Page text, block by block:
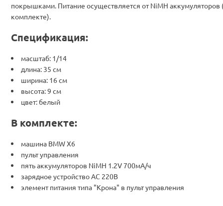
покрышками. Питание осуществляется от NiMH аккумуляторов
комплекте).
Спецификация:
масштаб: 1/14
длина: 35 см
ширина: 16 см
высота: 9 см
цвет: белый
В комплекте:
машина BMW X6
пульт управления
пять аккумуляторов NiMH 1.2V 700мА/ч
зарядное устройство АС 220В
элемент питания типа "Крона" в пульт управления